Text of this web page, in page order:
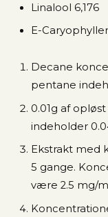
Linalool 6,176
E-
Decane
pentane
0.01g af
indeholder
Ekstrakt med
5 gange.
være 2.5 mg/